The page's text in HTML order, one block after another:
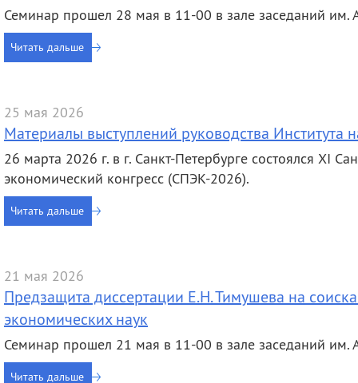
Семинар прошел 28 мая в 11-00 в зале заседаний им.
Читать дальше
25 мая 2026
Материалы выступлений руководства Института
26 марта 2026 г. в г. Санкт-Петербурге состоялся XI
экономический конгресс (СПЭК-2026).
Читать дальше
21 мая 2026
Предзащита диссертации Е.Н. Тимушева на
экономических наук
Семинар прошел 21 мая в 11-00 в зале заседаний им.
Читать дальше